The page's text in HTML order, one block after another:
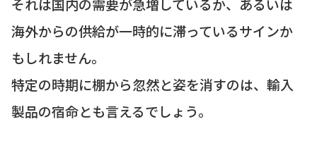
海外からの供給が一時的に滞っているサインか
もしれません。
特定の時期に棚から忽然と姿を消すのは、輸入
製品の宿命とも言えるでしょう。